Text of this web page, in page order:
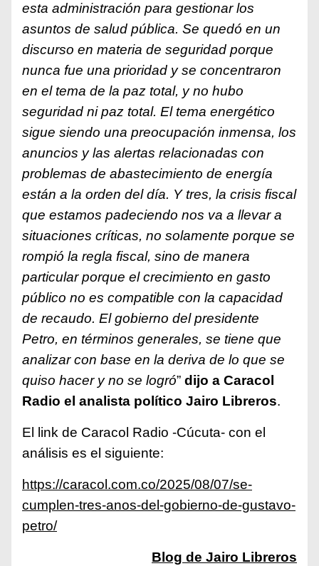
esta administración para gestionar los
asuntos de salud pública. Se quedó en un
discurso en materia de seguridad porque
nunca fue una prioridad y se concentraron
en el tema de la paz total, y no hubo
seguridad ni paz total. El tema energético
sigue siendo una preocupación inmensa, los
anuncios y las alertas relacionadas con
problemas de abastecimiento de energía
están a la orden del día. Y tres, la crisis fiscal
que estamos padeciendo nos va a llevar a
situaciones críticas, no solamente porque se
rompió la regla fiscal, sino de manera
particular porque el crecimiento en gasto
público no es compatible con la capacidad
de recaudo. El gobierno del presidente
Petro, en términos generales, se tiene que
analizar con base en la deriva de lo que se
quiso hacer y no se logró” dijo a Caracol
Radio el analista político Jairo Libreros.
El link de Caracol Radio -Cúcuta- con el
análisis es el siguiente:
https://caracol.com.co/2025/08/07/se-
cumplen-tres-anos-del-gobierno-de-gustavo-
petro/
Blog de Jairo Libreros